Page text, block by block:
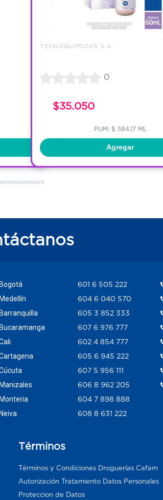
TECNOQUIMICAS S.A.
0
$35.050
PUM: $ 584.17 ML
Agregar
Bogotá
Medellín
Barranquilla
Bucaramanga
Manizales
Monteria
Neiva
601 6 505 222
604 6 040 570
605 3 852 333
607 6 976 777
602 4 854 777
605 6 945 222
607 5 956 111
606 8 962 205
604 7 898 888
608 8 631 222
Términos
Términos y Condiciones Droguerías Cafam
Autorización Tratamiento Datos Personales
Proteccion de Datos